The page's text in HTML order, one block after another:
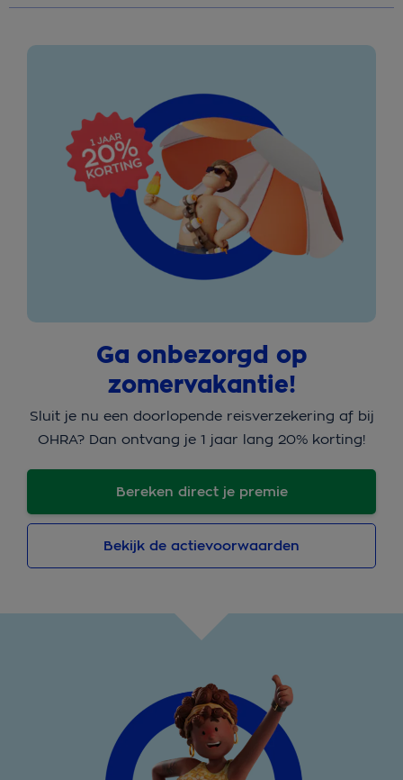
Ga onbezorgd op
zomervakantie!
Sluit je nu een doorlopende reisverzekering af bij
OHRA? Dan ontvang je 1 jaar lang 20% korting!
Bereken direct je premie
Bekijk de actievoorwaarden